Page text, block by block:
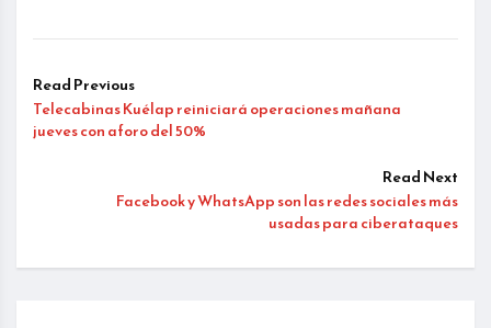
Read Previous
Telecabinas Kuélap reiniciará operaciones mañana
jueves con aforo del 50%
Read Next
Facebook y WhatsApp son las redes sociales más
usadas para ciberataques